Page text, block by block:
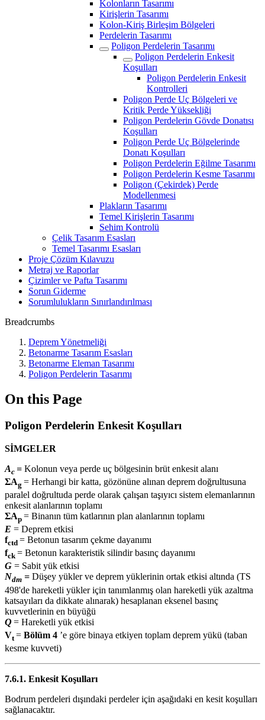
Kolonların Tasarımı
Kirişlerin Tasarımı
Kolon-Kiriş Birleşim Bölgeleri
Perdelerin Tasarımı
Poligon Perdelerin Tasarımı
Poligon Perdelerin Enkesit
Koşulları
Poligon Perdelerin Enkesit
Kontrolleri
Poligon Perde Uç Bölgeleri ve
Kritik Perde Yüksekliği
Poligon Perdelerin Gövde Donatısı
Koşulları
Poligon Perde Uç Bölgelerinde
Donatı Koşulları
Poligon Perdelerin Eğilme Tasarımı
Poligon Perdelerin Kesme Tasarımı
Poligon (Çekirdek) Perde
Modellenmesi
Plakların Tasarımı
Temel Kirişlerin Tasarımı
Sehim Kontrolü
Çelik Tasarım Esasları
Temel Tasarımı Esasları
Proje Çözüm Kılavuzu
Metraj ve Raporlar
Çizimler ve Pafta Tasarımı
Sorun Giderme
Sorumlulukların Sınırlandırılması
Breadcrumbs
Deprem Yönetmeliği
Betonarme Tasarım Esasları
Betonarme Eleman Tasarımı
Poligon Perdelerin Tasarımı
On this Page
Poligon Perdelerin Enkesit Koşulları
SİMGELER
Ac = Kolonun veya perde uç bölgesinin brüt enkesit alanı
ΣAg = Herhangi bir katta, gözönüne alınan deprem doğrultusuna
paralel doğrultuda perde olarak çalışan taşıyıcı sistem elemanlarının
enkesit alanlarının toplamı
ΣAp = Binanın tüm katlarının plan alanlarının toplamı
E = Deprem etkisi
fctd = Betonun tasarım çekme dayanımı
fck= Betonun karakteristik silindir basınç dayanımı
G = Sabit yük etkisi
Ndm = Düşey yükler ve deprem yüklerinin ortak etkisi altında (TS
498'de hareketli yükler için tanımlanmış olan hareketli yük azaltma
katsayıları da dikkate alınarak) hesaplanan eksenel basınç
kuvvetlerinin en büyüğü
Q = Hareketli yük etkisi
Vt= Bölüm 4 ’e göre binaya etkiyen toplam deprem yükü (taban
kesme kuvveti)
7.6.1. Enkesit Koşulları
Bodrum perdeleri dışındaki perdeler için aşağıdaki en kesit koşulları
sağlanacaktır.